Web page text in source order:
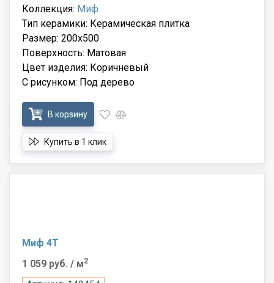
Коллекция: Миф
Тип керамики: Керамическая плитка
Размер: 200x500
Поверхность: Матовая
Цвет изделия: Коричневый
С рисунком: Под дерево
В корзину
Купить в 1 клик
Миф 4Т
1 059 руб. / м2